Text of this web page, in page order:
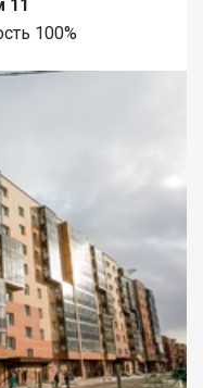
вдоль реки
к воде и остановкой
дорожек по
роликовая
бордюром высотой 10
11
100%